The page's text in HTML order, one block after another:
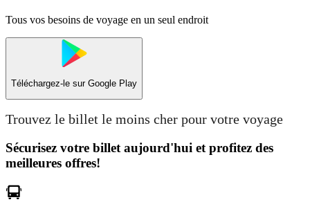
Tous vos besoins de voyage en un seul endroit
Téléchargez-le sur Google Play
Trouvez le billet le moins cher pour votre voyage
Sécurisez votre billet aujourd'hui et profitez des
meilleures offres!